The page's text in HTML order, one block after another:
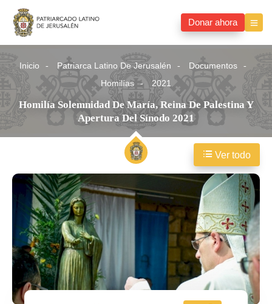
Donar ahora
Inicio Patriarca Latino De Jerusalén
Documentos
Homilías
2021
Homilía Solemnidad De María, Reina De Palestina Y
Apertura Del Sínodo 2021
Ver todo